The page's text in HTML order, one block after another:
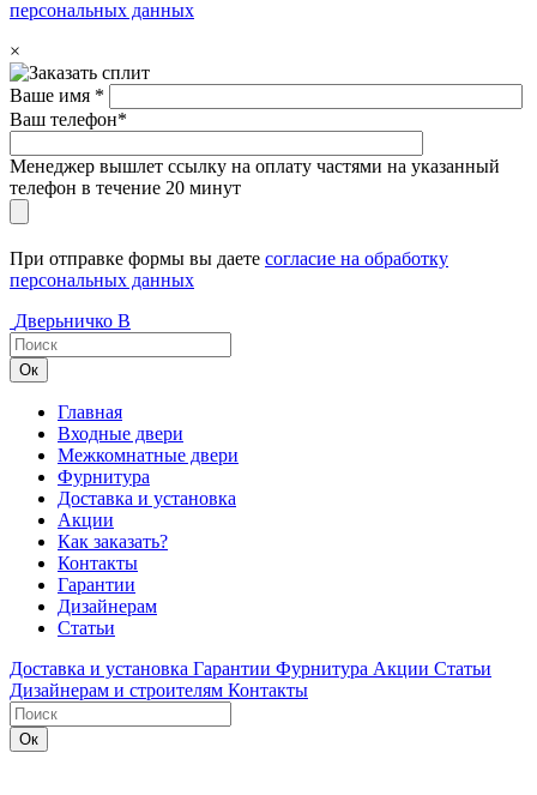
персональных данных
×
Ваше имя *
Ваш телефон*
Менеджер вышлет ссылку на оплату частями на указанный
телефон в течение 20 минут
При отправке формы вы даете согласие на обработку
персональных данных
Дверьничко В
Главная
Входные двери
Межкомнатные двери
Фурнитура
Доставка и установка
Акции
Как заказать?
Контакты
Гарантии
Дизайнерам
Статьи
Доставка и установка Гарантии Фурнитура Акции Статьи
Дизайнерам и строителям Контакты